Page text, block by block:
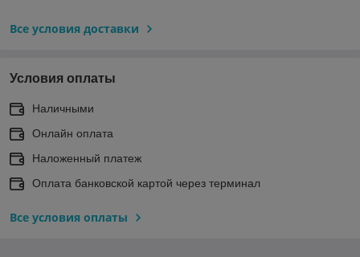
Все условия доставки
Условия оплаты
Наличными
Онлайн оплата
Наложенный платеж
Оплата банковской картой через терминал
Все условия оплаты